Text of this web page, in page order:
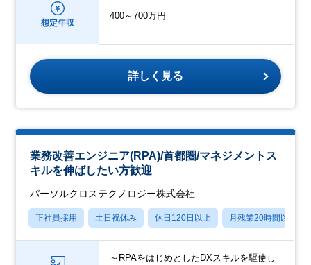
想定年収
400～700万円
詳しく見る
業務改善エンジニア(RPA)/首都圏/マネジメントス
キルを伸ばしたい方歓迎
パーソルクロステクノロジー株式会社
正社員採用 土日祝休み 休日120日以上 月残業20時間以内
～RPAをはじめとしたDXスキルを駆使し